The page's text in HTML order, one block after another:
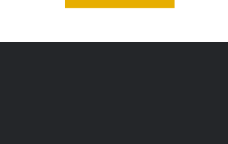
größtenteils abgemäht hat. Ich